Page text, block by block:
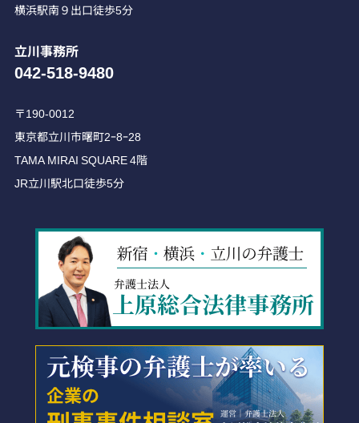
横浜駅南９出口徒歩5分
立川事務所
042-518-9480
〒190-0012
東京都立川市曙町2ｰ8ｰ28
TAMA MIRAI SQUARE 4階
JR立川駅北口徒歩5分